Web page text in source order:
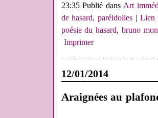
23:35 Publié dansArt
de hasard, paréidolies | Lien
poésie du hasard,bruno
Imprimer
12/01/2014
Araignées au